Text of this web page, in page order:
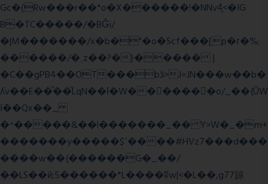
Gc�(Rw���r��*o�X������!�NNv4̙<�IG
B�TC�����/�BĜï/
�|M�������/x�b�"�o�Scf���[p�г�%;
������/�˱z��?�}����� |
�C��gPB4��OT���bӟ>J=JN���w��b�
ʎv��E��ͫ��ͫLqN��ſ�W���ً����o/_��{ÛW
ї��Qx��_
�^�����&��l�������_�� Y>W�_�m+
�������y�����$ߵ����#HVz7���d���
����w��{������G�_��/
��LS��ӣ;5������*L����ʬw|<�L��,g77諒